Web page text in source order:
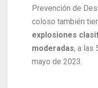
Prevención de
coloso también
explosiones
moderadas, a las
mayo de 2023.